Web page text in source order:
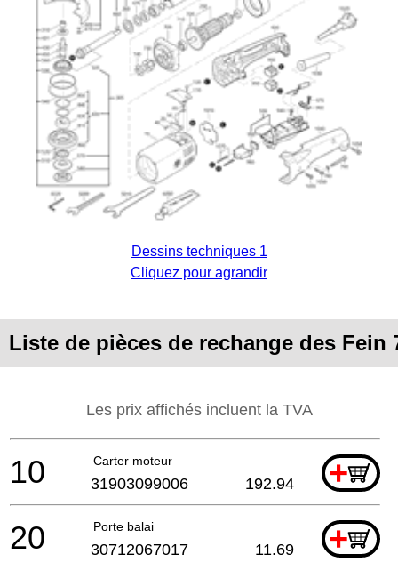
Dessins techniques 1
Cliquez pour agrandir
Liste de pièces de rechange des Fein
Les prix affichés incluent la TVA
Carter moteur +
10 31903099006 192.94
Porte balai +
20 30712067017 11.69